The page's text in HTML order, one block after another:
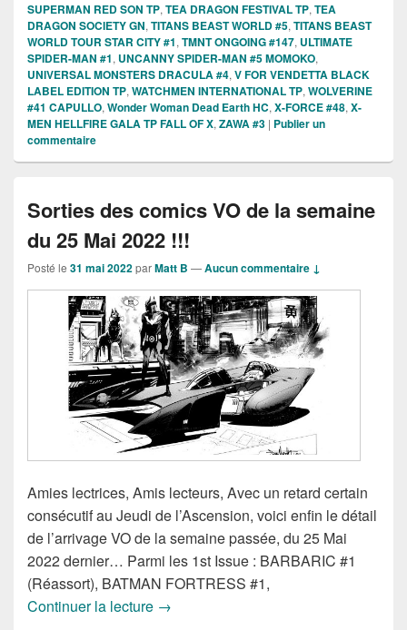
SUPERMAN RED SON TP, TEA DRAGON FESTIVAL TP, TEA
DRAGON SOCIETY GN, TITANS BEAST WORLD #5, TITANS BEAST
WORLD TOUR STAR CITY #1, TMNT ONGOING #147, ULTIMATE
SPIDER-MAN #1, UNCANNY SPIDER-MAN #5 MOMOKO,
UNIVERSAL MONSTERS DRACULA #4, V FOR VENDETTA BLACK
LABEL EDITION TP, WATCHMEN INTERNATIONAL TP, WOLVERINE
#41 CAPULLO, Wonder Woman Dead Earth HC, X-FORCE #48, X-
MEN HELLFIRE GALA TP FALL OF X, ZAWA #3 | Publier un
commentaire
Sorties des comics VO de la semaine
du 25 Mai 2022 !!!
Posté le 31 mai 2022parMatt B —Aucun commentaire ↓
Amies lectrices, Amis lecteurs, Avec un retard certain
consécutif au Jeudi de l’Ascension, voici enfin le détail
de l’arrivage VO de la semaine passée, du 25 Mai
2022 dernier… Parmi les 1st Issue : BARBARIC #1
(Réassort), BATMAN FORTRESS #1,
Continuer la lecture Sorties des comics VO de la semaine
→